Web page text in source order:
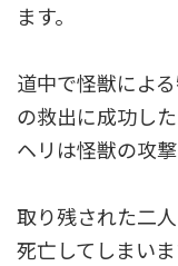
ます。
道中で怪獣によ
の救出に成功し
ヘリは怪獣の攻
取り残された二
死亡してしまいま